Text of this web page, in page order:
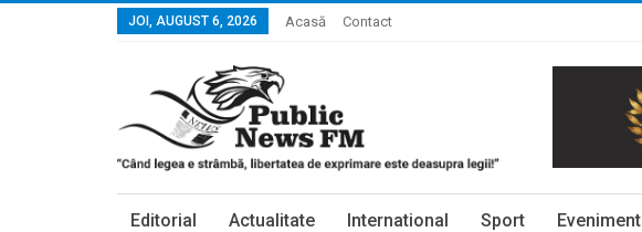
JOI, AUGUST 6, 2026 Acasă Contact
Editorial Actualitate International Sport Eveniment